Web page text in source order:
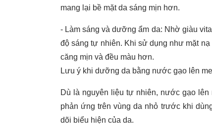
mang lại bề mặt da sáng mịn hơn.
- Làm sáng và dưỡng ẩm da: Nhờ giàu
độ sáng tự nhiên. Khi sử dụng như mặt
căng mịn và đều màu hơn.
Lưu ý khi dưỡng da bằng nước gạo lên
Dù là nguyên liệu tự nhiên, nước gạo
phản ứng trên vùng da nhỏ trước khi
dõi biểu hiện của da.